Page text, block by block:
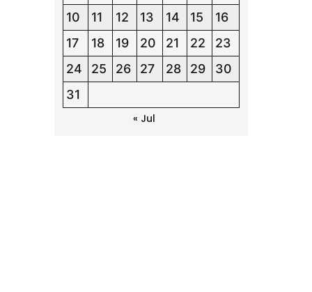
10
11 12 13 14 15
16
17
18 19 20 21 22
23
24
25 26 27 28 29
30
31
« Jul